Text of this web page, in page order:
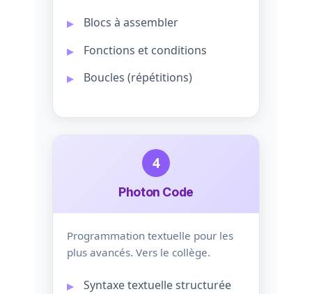
Blocs à assembler
Fonctions et conditions
Boucles (répétitions)
4
Photon Code
Programmation textuelle pour les
plus avancés. Vers le collège.
Syntaxe textuelle structurée